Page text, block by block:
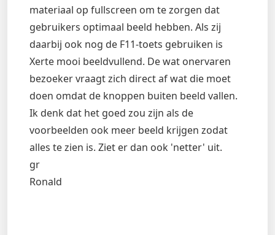
materiaal op fullscreen om te zorgen dat
gebruikers optimaal beeld hebben. Als zij
daarbij ook nog de F11-toets gebruiken is
Xerte mooi beeldvullend. De wat onervaren
bezoeker vraagt zich direct af wat die moet
doen omdat de knoppen buiten beeld vallen.
Ik denk dat het goed zou zijn als de
voorbeelden ook meer beeld krijgen zodat
alles te zien is. Ziet er dan ook 'netter' uit.
gr
Ronald